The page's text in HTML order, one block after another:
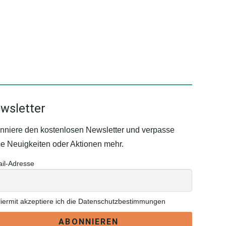
können
Produktseite
den kostenlosen Newsletter und verpasse
Neuigkeiten oder Aktionen mehr.
Adresse
akzeptiere ich die Datenschutzbestimmungen